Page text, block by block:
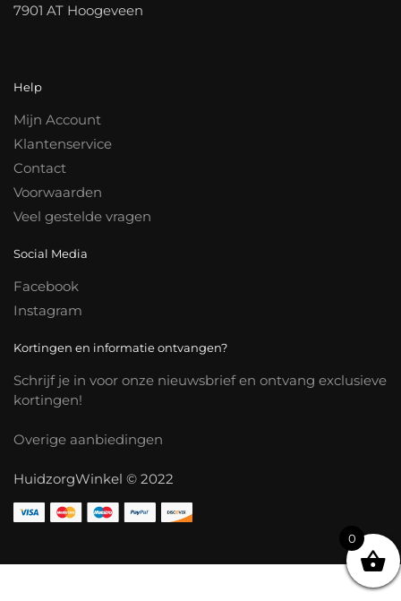
7901 AT Hoogeveen
Help
Mijn Account
Klantenservice
Contact
Voorwaarden
Veel gestelde vragen
Social Media
Facebook
Instagram
Kortingen en informatie ontvangen?
Schrijf je in voor onze nieuwsbrief en ontvang exclusieve
kortingen!
Overige aanbiedingen
HuidzorgWinkel © 2022
0